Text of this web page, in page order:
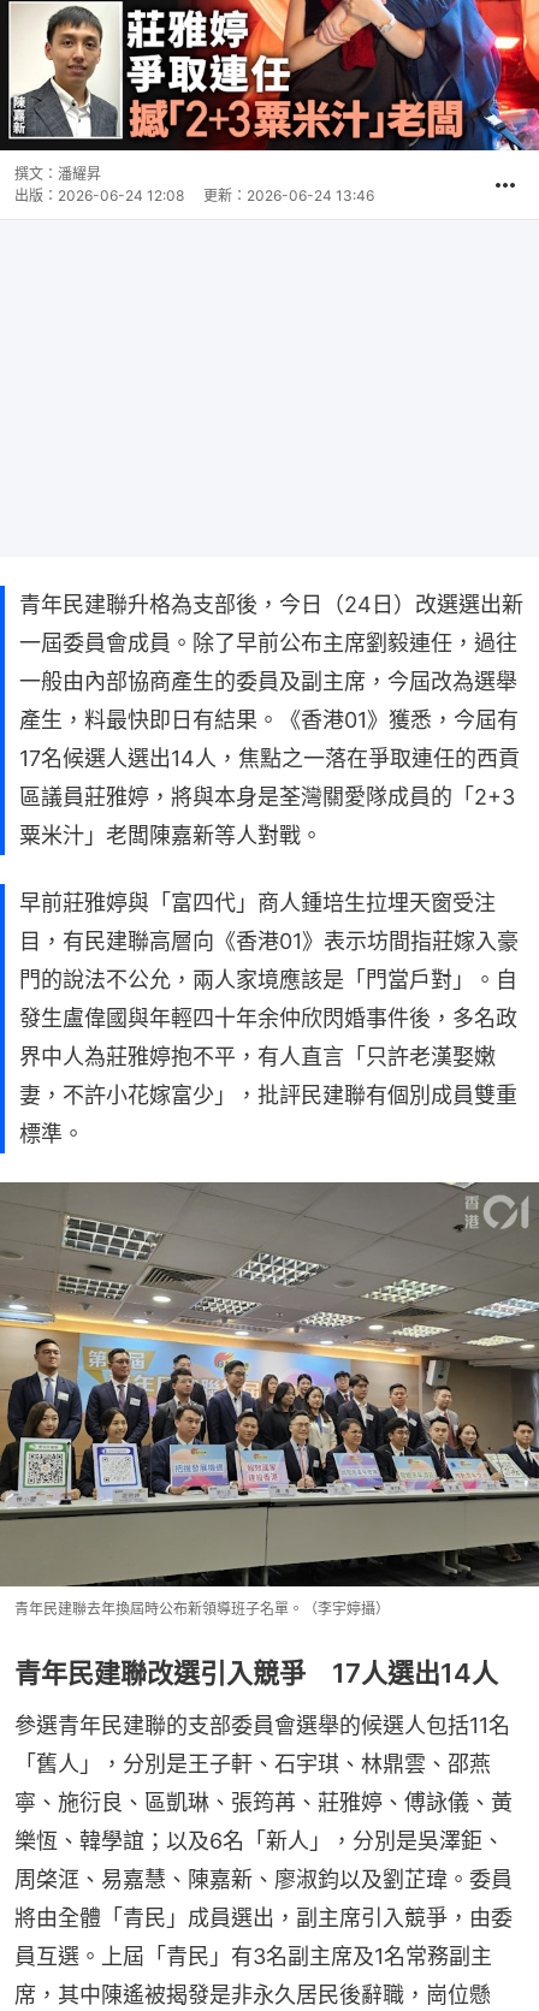
撰文： 潘耀昇
出版： 2026-06-24 12:08 更新： 2026-06-24 13:46
青年民建聯升格為支部後，今日（24日）改選選出新
一屆委員會成員。除了早前公布主席劉毅連任，過往
一般由內部協商產生的委員及副主席，今屆改為選舉
產生，料最快即日有結果。《香港01》獲悉，今屆有
17名候選人選出14人，焦點之一落在爭取連任的西貢
區議員莊雅婷，將與本身是荃灣關愛隊成員的「2+3
粟米汁」老闆陳嘉新等人對戰。
早前莊雅婷與「富四代」商人鍾培生拉埋天窗受注
目，有民建聯高層向《香港01》表示坊間指莊嫁入豪
門的說法不公允，兩人家境應該是「門當戶對」。自
發生盧偉國與年輕四十年余仲欣閃婚事件後，多名政
界中人為莊雅婷抱不平，有人直言「只許老漢娶嫩
妻，不許小花嫁富少」，批評民建聯有個別成員雙重
標準。
青年民建聯去年換屆時公布新領導班子名單。（李宇婷攝）
青年民建聯改選引入競爭 17人選出14人
參選青年民建聯的支部委員會選舉的候選人包括11名
「舊人」，分別是王子軒、石宇琪、林鼎雲、邵燕
寧、施衍良、區凱琳、張筠苒、莊雅婷、傅詠儀、黃
樂恆、韓學誼；以及6名「新人」，分別是吳澤鉅、
周棨洭、易嘉慧、陳嘉新、廖淑鈞以及劉芷瑋。委員
將由全體「青民」成員選出，副主席引入競爭，由委
員互選。上屆「青民」有3名副主席及1名常務副主
席，其中陳遙被揭發是非永久居民後辭職，崗位懸